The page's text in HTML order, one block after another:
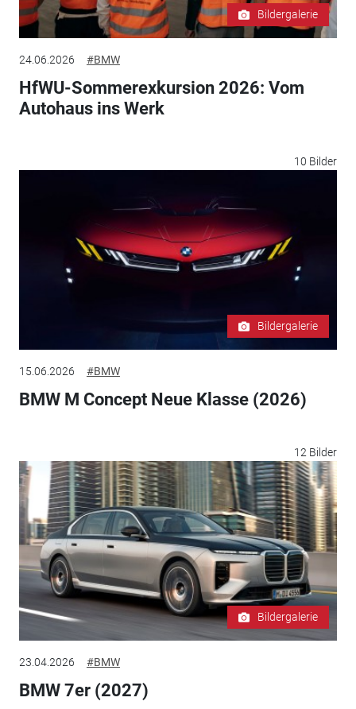
Bildergalerie
24.06.2026 #BMW
HfWU-Sommerexkursion 2026: Vom
Autohaus ins Werk
10 Bilder
Bildergalerie
15.06.2026 #BMW
BMW M Concept Neue Klasse (2026)
12 Bilder
Bildergalerie
23.04.2026 #BMW
BMW 7er (2027)